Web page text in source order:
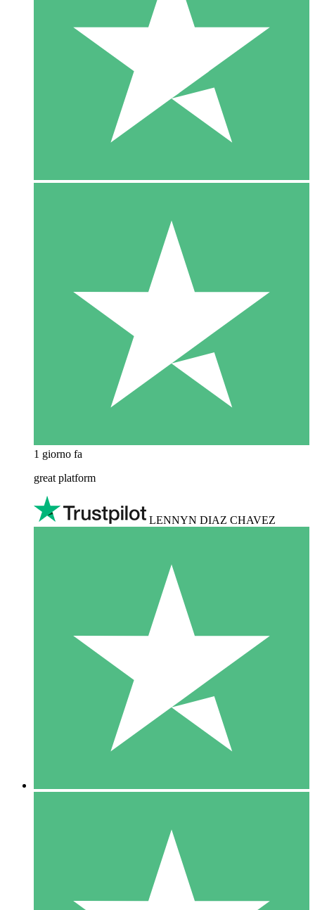
1 giorno fa
great platform
LENNYN DIAZ CHAVEZ